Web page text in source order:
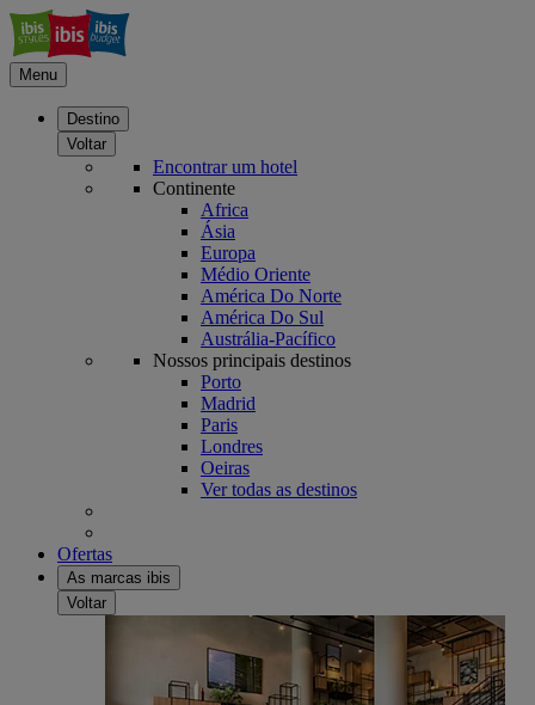
Menu
Destino
Voltar
Encontrar um hotel
Continente
Africa
Ásia
Europa
Médio Oriente
América Do Norte
América Do Sul
Austrália-Pacífico
Nossos principais destinos
Porto
Madrid
Paris
Londres
Oeiras
Ver todas as destinos
Ofertas
As marcas ibis
Voltar